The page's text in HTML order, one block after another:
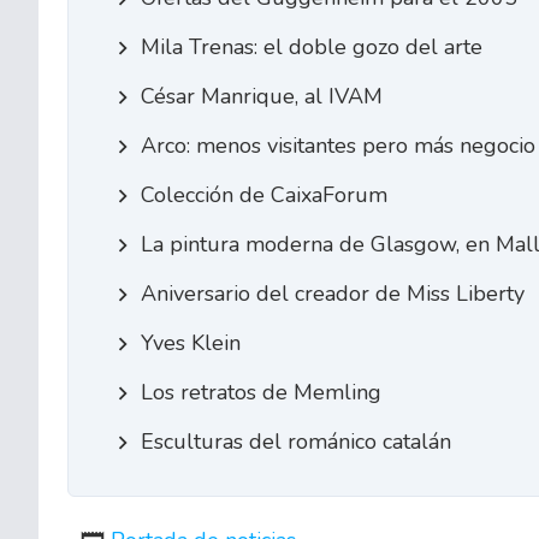
Mila Trenas: el doble gozo del arte
César Manrique, al IVAM
Arco: menos visitantes pero más negocio
Colección de CaixaForum
La pintura moderna de Glasgow, en
Aniversario del creador de Miss Liberty
Yves Klein
Los retratos de Memling
Esculturas del románico catalán